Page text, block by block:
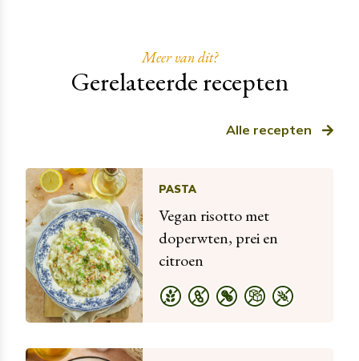
Meer van dit?
Gerelateerde recepten
Alle recepten
PASTA
Vegan risotto met
doperwten, prei en
citroen